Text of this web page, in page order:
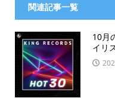
関連記事一覧
10月
イリ